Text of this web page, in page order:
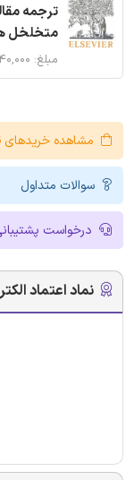
ترجمه
متخلخل
مبلغ: ۱۴۰,۰۰۰ تومان
مشاهده خریدهای
سوالات متداول
درخواست
نماد اعتماد